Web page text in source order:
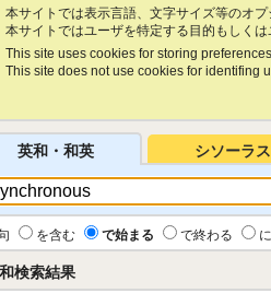
本サイトでは表示言語、文字サイズ等のオ
本サイトではユーザを特定する目的もしく
This site uses cookies for storing
This site does not use cookies for identifing
英和・和英 シソーラス
を含む で始まる で終わる
検索結果